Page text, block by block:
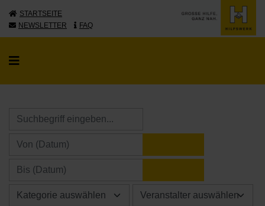
STARTSEITE
NEWSLETTER
FAQ